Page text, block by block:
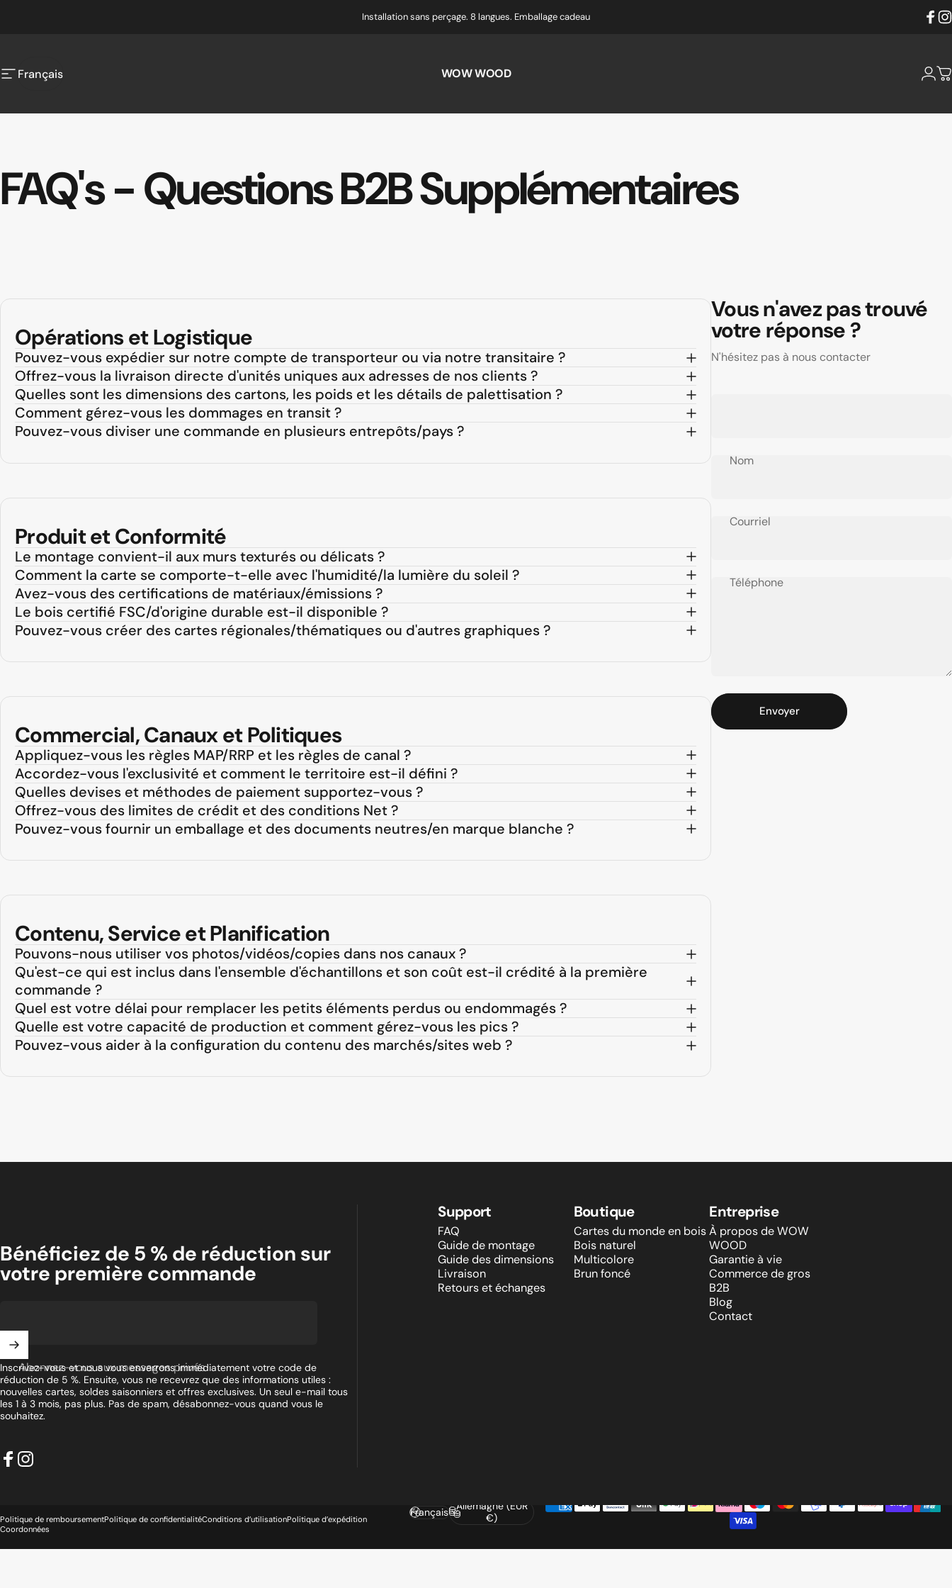
Installation sans perçage. 8 langues. Emballage cadeau
Français
Navigation WOW WOOD
FAQ's-QuestionsB2BSupplémentaires
Opérations et Logistique
Pouvez-vous expédier sur notre compte de transporteur ou via notre transitaire ?
Offrez-vous la livraison directe d'unités uniques aux adresses de nos clients ?
Quelles sont les dimensions des cartons, les poids et les détails de palettisation ?
Comment gérez-vous les dommages en transit ?
Pouvez-vous diviser une commande en plusieurs entrepôts/pays ?
Produit et Conformité
Le montage convient-il aux murs texturés ou délicats ?
Comment la carte se comporte-t-elle avec l'humidité/la lumière du soleil ?
Avez-vous des certifications de matériaux/émissions ?
Le bois certifié FSC/d'origine durable est-il disponible ?
Pouvez-vous créer des cartes régionales/thématiques ou d'autres graphiques ?
Commercial, Canaux et Politiques
Appliquez-vous les règles MAP/RRP et les règles de canal ?
Accordez-vous l'exclusivité et comment le territoire est-il défini ?
Quelles devises et méthodes de paiement supportez-vous ?
Offrez-vous des limites de crédit et des conditions Net ?
Pouvez-vous fournir un emballage et des documents neutres/en marque blanche ?
Contenu, Service et Planification
Pouvons-nous utiliser vos photos/vidéos/copies dans nos canaux ?
Qu'est-ce qui est inclus dans l'ensemble d'échantillons et son coût est-il crédité à la première
commande ?
Quel est votre délai pour remplacer les petits éléments perdus ou endommagés ?
Quelle est votre capacité de production et comment gérez-vous les pics ?
Pouvez-vous aider à la configuration du contenu des marchés/sites web ?
Vous n'avez pas trouvé
votre réponse ?
N'hésitez pas à nous contacter
Nom
Courriel
Téléphone
Envoyer
Envoyer
Support
FAQ
Guide de montage
Guide des dimensions
Livraison
Retours et échanges
Boutique
Cartes du monde en bois
Bois naturel
Multicolore
Brun foncé
Entreprise
À propos de WOW
WOOD
Garantie à vie
Commerce de gros
B2B
Blog
Contact
Bénéficiez de 5 % de réduction sur
votre première commande
Abonnez-vous aux messages privés
Inscrivez-vous et nous vous enverrons immédiatement votre code de
réduction de 5 %. Ensuite, vous ne recevrez que des informations utiles :
nouvelles cartes, soldes saisonniers et offres exclusives. Un seul e-mail tous
les 1 à 3 mois, pas plus. Pas de spam, désabonnez-vous quand vous le
souhaitez.
Politique de remboursementPolitique de confidentialitéConditions d’utilisationPolitique d’expédition
Coordonnées
Langue
FrançaisPays/région
Allemagne (EUR
€)